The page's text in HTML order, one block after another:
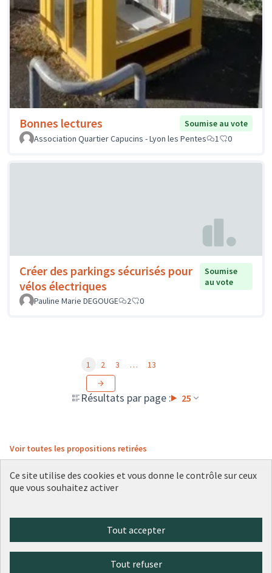
Bonnes lectures
Soumise au vote
Association Quartier Capucins - Lyon les Pentes
1 0
Créer des parkings sécurisés pour
vélos électriques
Soumise
au vote
Pauline Marie DEGOUGE
2 0
Résultats par page : 25
1 2 3 … 13
Voir toutes les propositions retirées
(Lien externe)
(Lien externe)
(Lien externe)
(Lien externe)
(Lien externe)
Ce site utilise des cookies et vous donne le contrôle sur ceux
que vous souhaitez activer
Tout accepter
Tout refuser